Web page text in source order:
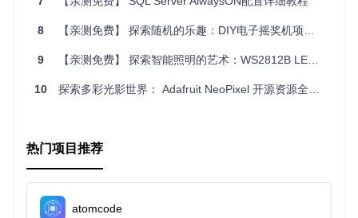
节能减排：专为AMOLED/OLED屏优化，减少能耗，延长
即时信息：无需解锁，即刻获取关键信息，提升生活效率。
跨平台支持
：在Google Play和F-Droid均有提供，覆盖广泛
的Android用户群体。
结语
AlwaysOn for Android™
与创新性的碰撞。对于追求生活品质和效率的你，这款应用无
疑是一个极佳的选择。立即下载，开启您的个性化常亮显示之
旅，让每一份便利融入生活的每一个瞬间。
8 【亲测免费】 探索随机的乐趣：DIY电子摇奖机项目解析与推荐
9 【亲测免费】 探索智能照明的艺术：WS2812B LED灯带权威指南
10 探索多彩光影世界： Adafruit NeoPixel 开源资源全面解析
热门项目推荐
atomcode